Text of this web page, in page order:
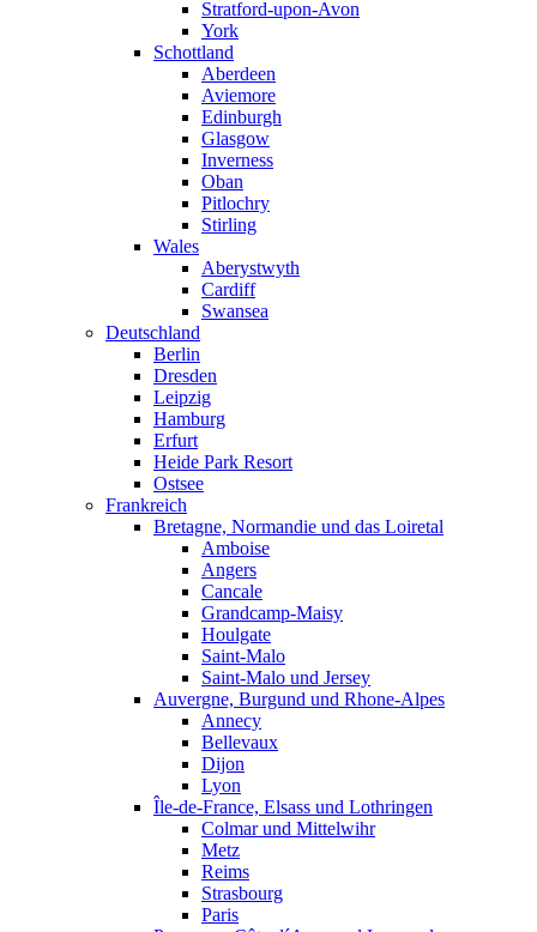
Stratford-upon-Avon
York
Schottland
Aberdeen
Aviemore
Edinburgh
Glasgow
Inverness
Oban
Pitlochry
Stirling
Wales
Aberystwyth
Cardiff
Swansea
Deutschland
Berlin
Dresden
Leipzig
Hamburg
Erfurt
Heide Park Resort
Ostsee
Frankreich
Bretagne, Normandie und das Loiretal
Amboise
Angers
Cancale
Grandcamp-Maisy
Houlgate
Saint-Malo
Saint-Malo und Jersey
Auvergne, Burgund und Rhone-Alpes
Annecy
Bellevaux
Dijon
Lyon
Île-de-France, Elsass und Lothringen
Colmar und Mittelwihr
Metz
Reims
Strasbourg
Paris